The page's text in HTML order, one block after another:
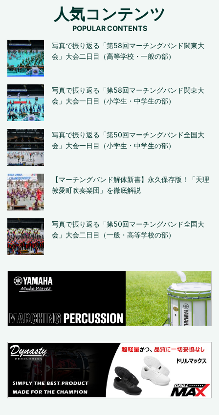
人気コンテンツ
写真で振り返る「第58回マーチングバンド関東大
会」大会二日目（高等学校・一般の部）
写真で振り返る「第58回マーチングバンド関東大
会」大会一日目（小学生・中学生の部）
写真で振り返る「第50回マーチングバンド全国大
会」大会一日目（小学生・中学生の部）
【マーチングバンド解体新書】永久保存版！「天理
教愛町吹奏楽団」を徹底解説
写真で振り返る「第50回マーチングバンド全国大
会」大会二日目（一般・高等学校の部）